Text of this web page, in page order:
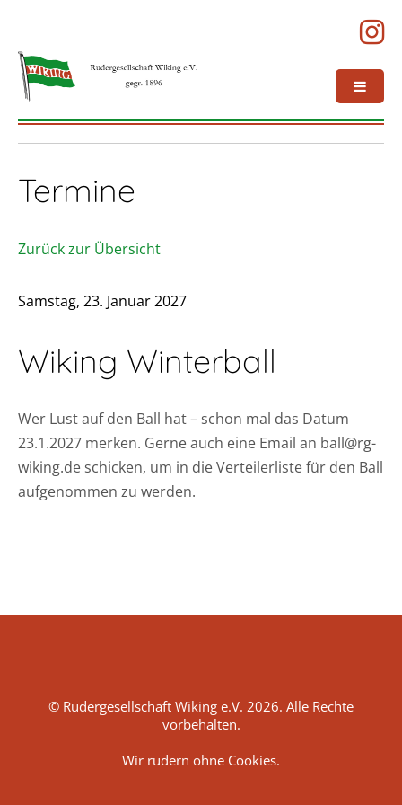
Termine
Zurück zur Übersicht
Samstag, 23. Januar 2027
Wiking Winterball
Wer Lust auf den Ball hat – schon mal das Datum
23.1.2027 merken. Gerne auch eine Email an ball@rg-
wiking.de schicken, um in die Verteilerliste für den Ball
aufgenommen zu werden.
© Rudergesellschaft Wiking e.V. 2026. Alle Rechte
vorbehalten.
Wir rudern ohne Cookies.